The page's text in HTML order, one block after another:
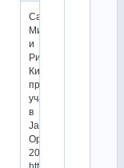
Сатоко
Мияхара
и
Рика
Кихира
примут
участие
в
Japan
Open
2019
https://